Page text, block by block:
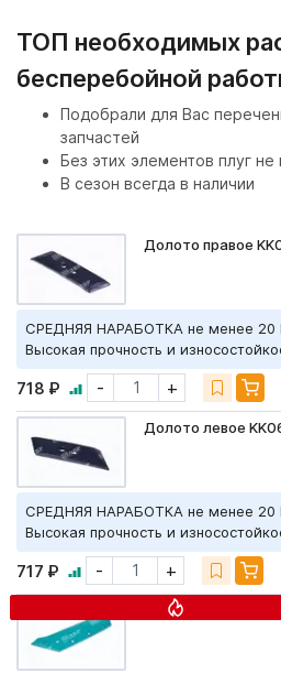
ТОП необходимых
бесперебойной
Подобрали для Вас
запчастей
Без этих элементов плуг не
В сезон всегда в наличии
Долото правое
СРЕДНЯЯ НАРАБОТКА не менее 20
Высокая прочность и
718 ₽ - +
Долото левое
СРЕДНЯЯ НАРАБОТКА не менее 20
Высокая прочность и
717 ₽ - +
Лемех левый